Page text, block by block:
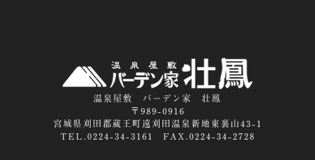
温泉屋敷 バーデン家 壮鳳
〒989-0916
宮城県刈田郡蔵王町遠刈田温泉新地東裏山43-1
TEL.0224-34-3161 FAX.0224-34-2728